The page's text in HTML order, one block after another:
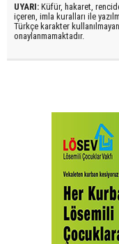
UYARI: Küfür, hakaret,
içeren, imla kuralları ile
Türkçe karakter
onaylanmamaktadır.